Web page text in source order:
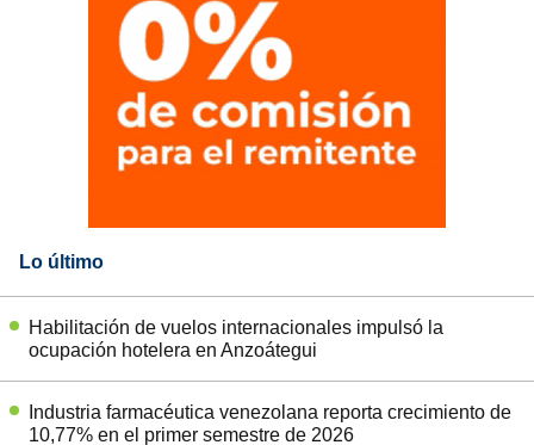
Lo último
Habilitación de vuelos internacionales impulsó la
ocupación hotelera en Anzoátegui
Industria farmacéutica venezolana reporta crecimiento de
10,77% en el primer semestre de 2026